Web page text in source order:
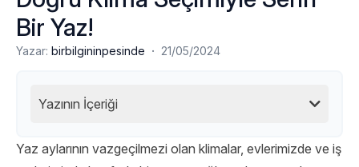
Bir Yaz!
Yazar: birbilgininpesinde · 21/05/2024
Yazının İçeriği
Yaz aylarının vazgeçilmezi olan klimalar, evlerimizde ve iş